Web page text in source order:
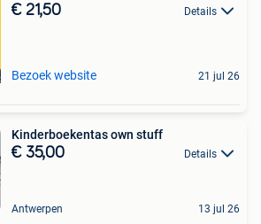
€ 21,50 Details
Bezoek website 21 jul 26
Kinderboekentas own stuff
€ 35,00 Details
Antwerpen 13 jul 26